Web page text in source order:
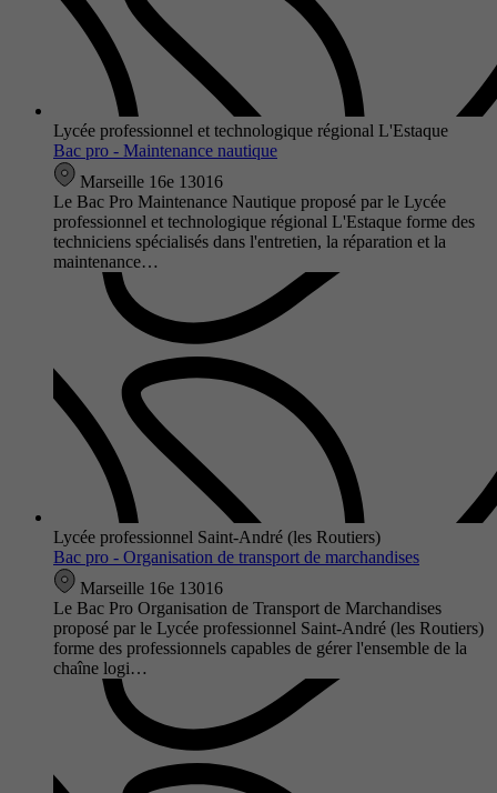
Lycée professionnel et technologique régional L'Estaque
Bac pro - Maintenance nautique
Marseille 16e 13016
Le Bac Pro Maintenance Nautique proposé par le Lycée
professionnel et technologique régional L'Estaque forme des
techniciens spécialisés dans l'entretien, la réparation et la
maintenance…
Lycée professionnel Saint-André (les Routiers)
Bac pro - Organisation de transport de marchandises
Marseille 16e 13016
Le Bac Pro Organisation de Transport de Marchandises
proposé par le Lycée professionnel Saint-André (les Routiers)
forme des professionnels capables de gérer l'ensemble de la
chaîne logi…